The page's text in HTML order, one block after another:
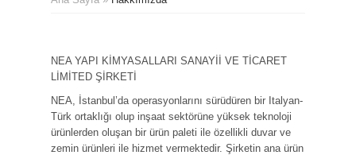
NEA YAPI KİMYASALLARI SANAYİİ VE TİCARET
LİMİTED ŞİRKETİ
NEA, İstanbul’da operasyonlarını sürüdüren bir Italyan-
Türk ortaklığı olup inşaat sektörüne yüksek teknoloji
ürünlerden oluşan bir ürün paleti ile özellikli duvar ve
zemin ürünleri ile hizmet vermektedir. Şirketin ana ürün